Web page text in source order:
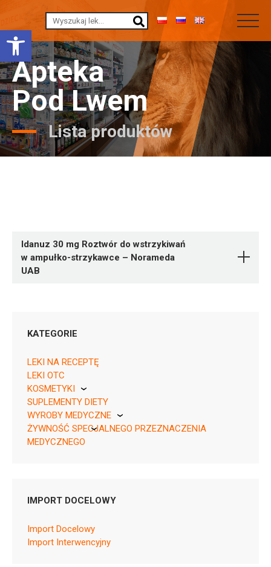
Otwórz pasek narzędzi
Apteka
Pod Lwem
Lista produktów
Idanuz 30 mg Roztwór do wstrzykiwań
w ampułko-strzykawce – Norameda
UAB
05909991587758 ¦ Rp ¦ 164477
1 amp.-strzyk. 3 ml
05909991587765 ¦ Rp ¦ 164478
3 amp.-strzyk. 3 ml
KATEGORIE
LEKI NA RECEPTĘ
LEKI OTC
KOSMETYKI
Pierre Fabre
SUPLEMENTY DIETY
WYROBY MEDYCZNE
KikGel
ŻYWNOŚĆ SPECJALNEGO PRZEZNACZENIA
MEDYCZNEGO
IMPORT DOCELOWY
Import Docelowy
Import Interwencyjny